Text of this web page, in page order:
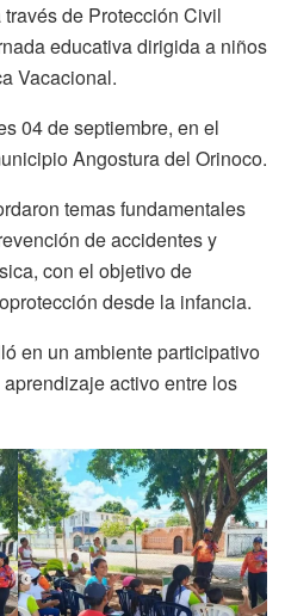
de Protección Civil
educativa dirigida a niños
Vacacional.
04 de septiembre, en el
Angostura del Orinoco.
temas fundamentales
de accidentes y
con el objetivo de
desde la infancia.
en un ambiente participativo
activo entre los